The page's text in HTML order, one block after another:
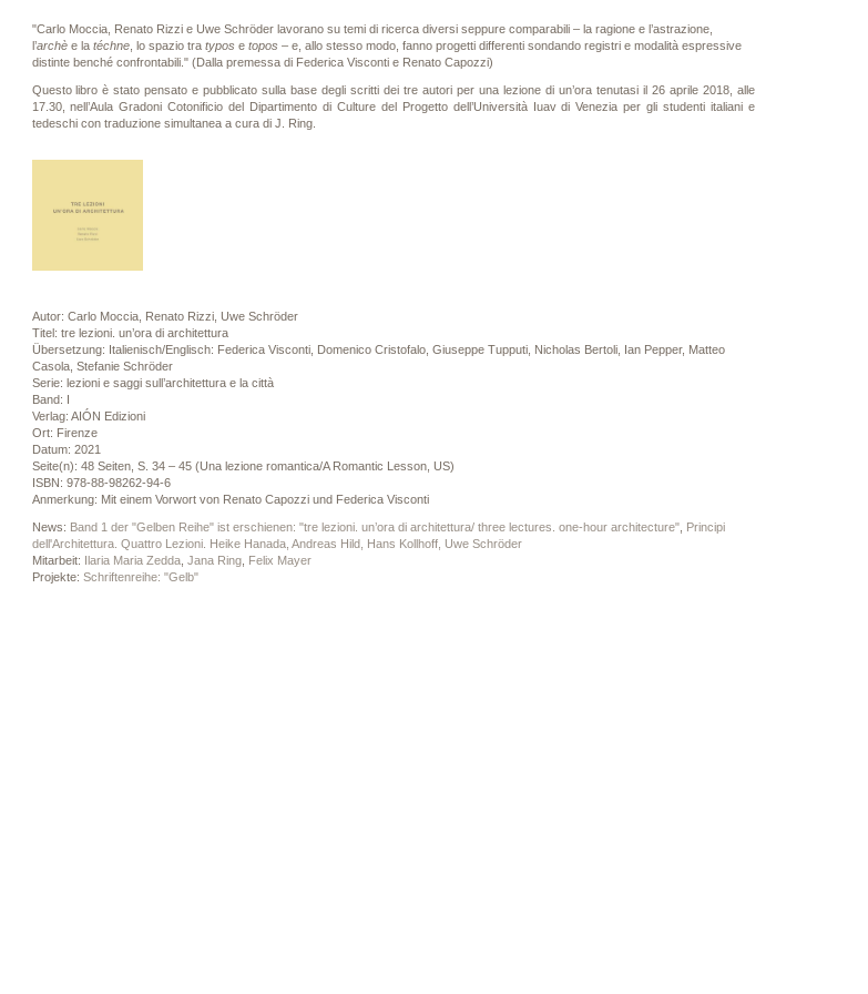
"Carlo Moccia, Renato Rizzi e Uwe Schröder lavorano su temi di ricerca diversi seppure comparabili – la ragione e l’astrazione,
l’archè e la téchne, lo spazio tra typos e topos – e, allo stesso modo, fanno progetti differenti sondando registri e modalità espressive
distinte benché confrontabili." (Dalla premessa di Federica Visconti e Renato Capozzi)
Questo libro è stato pensato e pubblicato sulla base degli scritti dei tre autori per una lezione di un’ora tenutasi il 26 aprile 2018, alle
17.30, nell’Aula Gradoni Cotonificio del Dipartimento di Culture del Progetto dell’Università Iuav di Venezia per gli studenti italiani e
tedeschi con traduzione simultanea a cura di J. Ring.
Autor: Carlo Moccia, Renato Rizzi, Uwe Schröder
Titel: tre lezioni. un’ora di architettura
Übersetzung: Italienisch/Englisch: Federica Visconti, Domenico Cristofalo, Giuseppe Tupputi, Nicholas Bertoli, Ian Pepper, Matteo
Casola, Stefanie Schröder
Serie: lezioni e saggi sull’architettura e la città
Band: I
Verlag: AIÓN Edizioni
Ort: Firenze
Datum: 2021
Seite(n): 48 Seiten, S. 34 – 45 (Una lezione romantica/A Romantic Lesson, US)
ISBN: 978-88-98262-94-6
Anmerkung: Mit einem Vorwort von Renato Capozzi und Federica Visconti
News: Band 1 der "Gelben Reihe" ist erschienen: "tre lezioni. un’ora di architettura/ three lectures. one-hour architecture", Principi
dell'Architettura. Quattro Lezioni. Heike Hanada, Andreas Hild, Hans Kollhoff, Uwe Schröder
Mitarbeit: Ilaria Maria Zedda, Jana Ring, Felix Mayer
Projekte: Schriftenreihe: "Gelb"